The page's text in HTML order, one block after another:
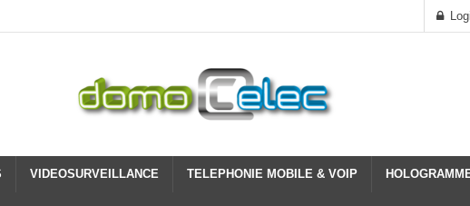
VIDEOSURVEILLANCE TELEPHONIE MOBILE & VOIP